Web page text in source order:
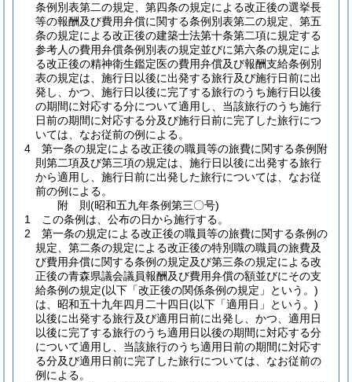
条例別表第二の規定、第四条の規定による改正後の選挙長
等の報酬及び費用弁償に関する条例別表第二の規定、第五
条の規定による改正後の建築士法第十条第二項に規定する
参考人の費用弁償条例別表の規定並びに第六条の規定によ
る改正後の精神衛生鑑定医の費用弁償及び報酬支給条例別
表の規定は、施行日以後に出発する旅行及び施行日前に出
発し、かつ、施行日以後に完了する旅行のうち施行日以後
の期間に対応する分について適用し、当該旅行のうち施行
日前の期間に対応する分及び施行日前に完了した旅行につ
いては、なお従前の例による。
4
第一条の規定による改正後の職員等の旅費に関する条例附
則第二項及び第三項の規定は、施行日以後に出発する旅行
から適用し、施行日前に出発した旅行については、なお従
前の例による。
附 則(昭和五九年条例第三〇号)
1
この条例は、公布の日から施行する。
2
第一条の規定による改正後の職員等の旅費に関する条例の
規定、第二条の規定による改正後の特別職の職員の旅費及
び費用弁償に関する条例の規定及び第三条の規定による改
正後の青森県議会議員報酬及び費用弁償の額並びにその支
給条例の規定(以下「改正後の関係条例の規定」という。)
は、昭和五十九年四月二十四日(以下「適用日」という。)
以後に出発する旅行及び適用日前に出発し、かつ、適用日
以後に完了する旅行のうち適用日以後の期間に対応する分
について適用し、当該旅行のうち適用日前の期間に対応す
る分及び適用日前に完了した旅行については、なお従前の
例による。